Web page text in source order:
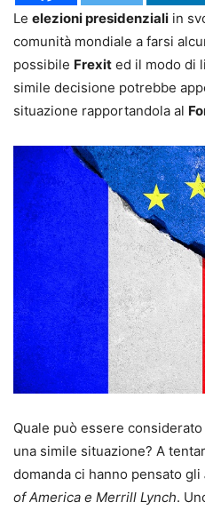
Le elezioni presidenziali in
comunità mondiale a farsi
possibile Frexit ed il modo di
simile decisione potrebbe
situazione rapportandola al
Quale può essere considerato
una simile situazione? A
domanda ci hanno pensato gli
of America e Merrill Lynch.